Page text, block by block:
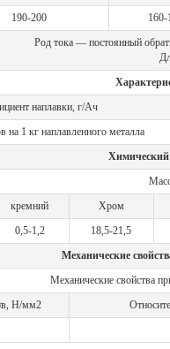
190-200 160-
Род тока — постоянный
наплавки, г/Ач
на 1 кг наплавленного металла
Химический
кремний Хром
0,5-1,2 18,5-21,5
Механические
Механические свойства
Н/мм2